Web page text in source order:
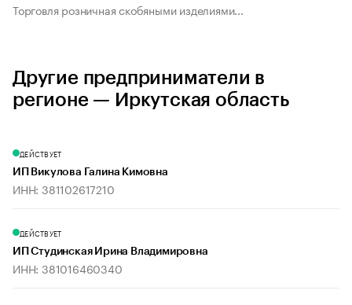
Торговля розничная скобяными изделиями...
Другие предприниматели в
регионе — Иркутская область
ДЕЙСТВУЕТ
ИП Викулова Галина Кимовна
ИНН: 381102617210
ДЕЙСТВУЕТ
ИП Студинская Ирина Владимировна
ИНН: 381016460340